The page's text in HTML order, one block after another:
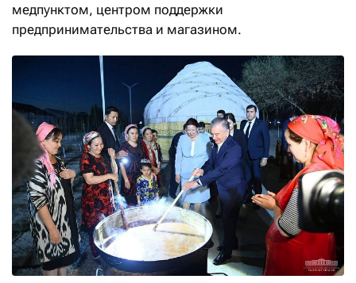
медпунктом, центром поддержки
предпринимательства и магазином.